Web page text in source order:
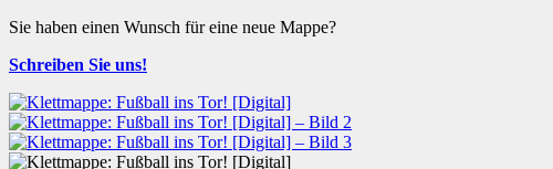
Sie haben einen Wunsch für eine neue Mappe?
Schreiben Sie uns!